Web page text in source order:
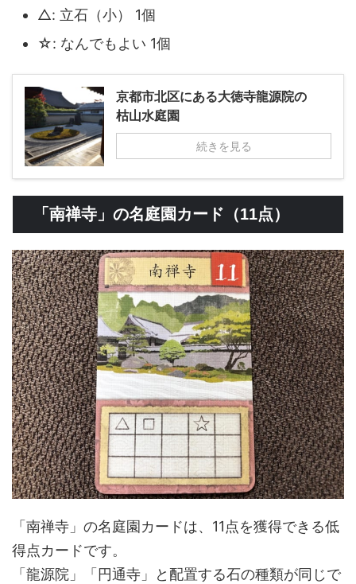
△: 立石（小） 1個
☆: なんでもよい 1個
京都市北区にある大徳寺龍源院の
枯山水庭園
続きを見る
「南禅寺」の名庭園カード（11点）
「南禅寺」の名庭園カードは、11点を獲得できる低
得点カードです。
「龍源院」「円通寺」と配置する石の種類が同じで